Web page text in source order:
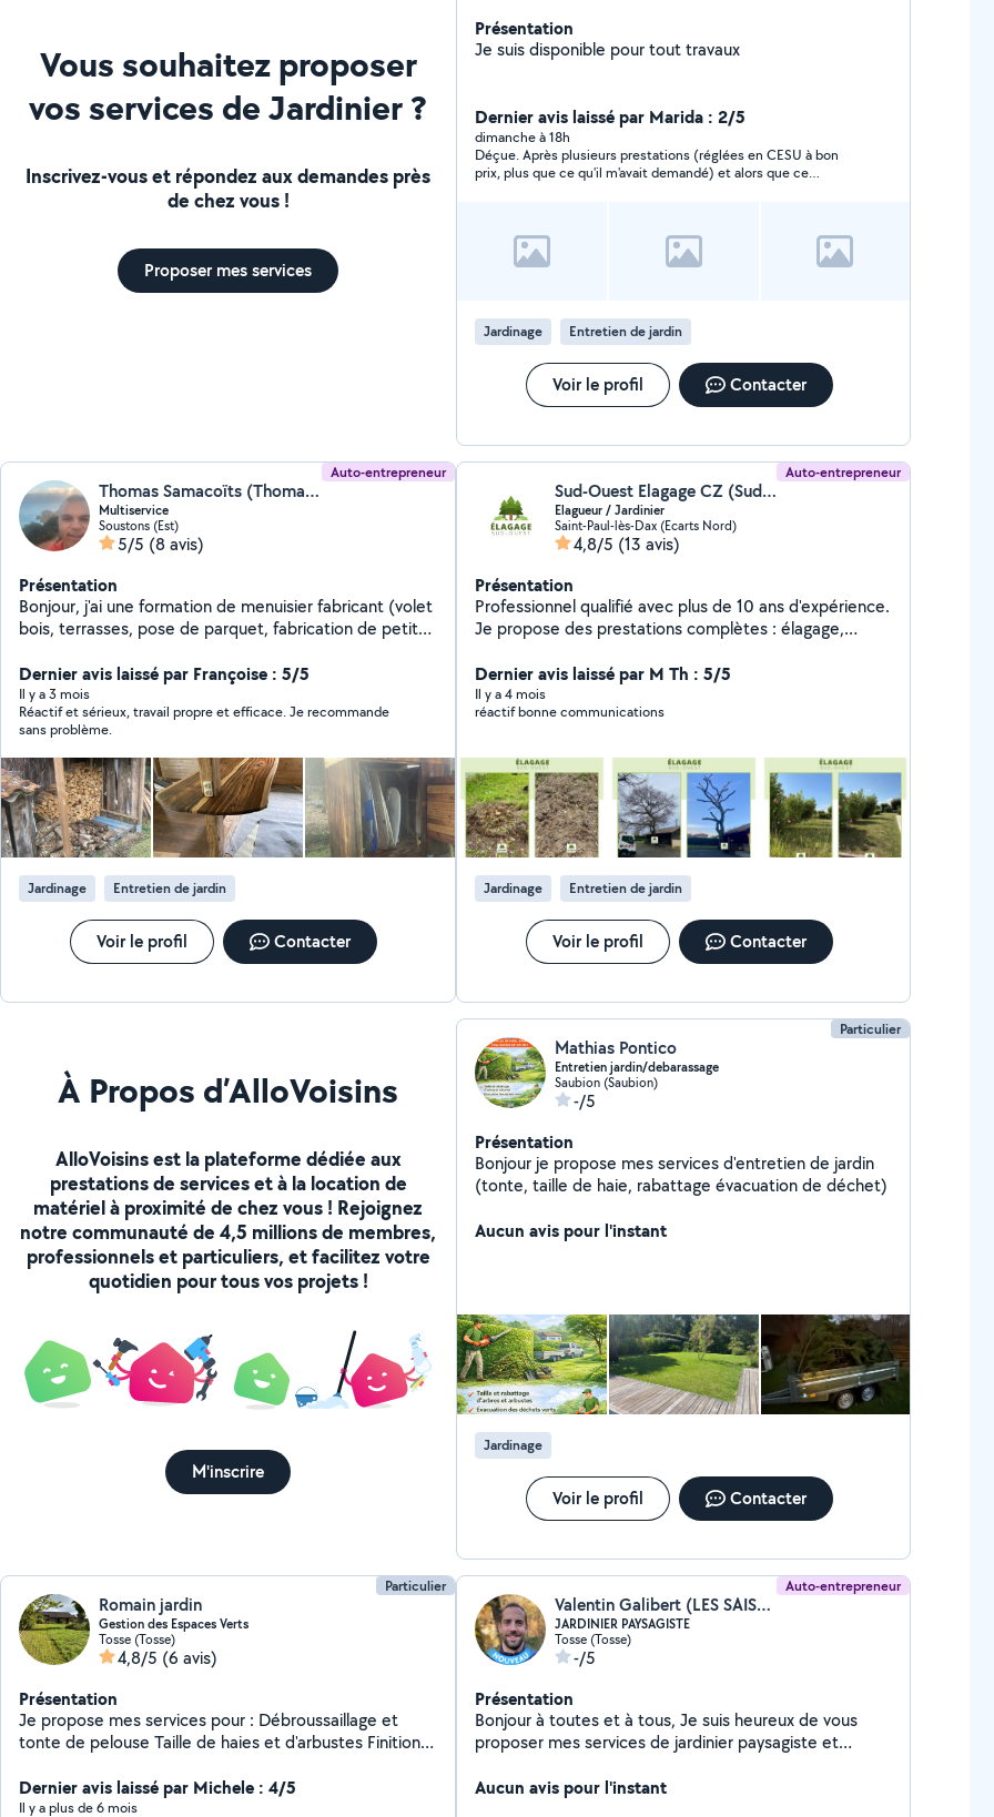
Vous souhaitez proposer
vos services de Jardinier ?
Inscrivez-vous et répondez aux demandes près
de chez vous !
Proposer mes services
Présentation
Je suis disponible pour tout travaux
Dernier avis laissé par Marida : 2/5
dimanche à 18h
Déçue. Après plusieurs prestations (réglées en CESU à bon
prix, plus que ce qu'il m'avait demandé) et alors que ce
n'a d'ailleurs toujours pas confirmé. Il m'avait cependant semblé
que notre relation de travail était cordiale. A priori blessé il y a
constate néanmoins qu'il était en ligne ici il y a une demi-
heure, donc, a priori, il cherche de l'ouvrage... Lâcher les gens
envers lesquels on s'est engagé sans rien dire, les laissant dans
l'embarras, c'est d'une incorrection sans nom ! On dit
simplement : "Je ne viendrai plus", même s'il faut un minimum
de courage pour ça. On ne laisse pas les gens attendre comme
Jardinage Entretien de jardin
Voir le profil Contacter
Auto-entrepreneur
Thomas Samacoïts (Thomas samacoïts)
Multiservice
Soustons (Est)
5/5 (8 avis)
Présentation
Bonjour, j'ai une formation de menuisier fabricant (volet
bois, terrasses, pose de parquet, fabrication de petit
de haie, tonte) , fabrication d'abris de jardin ainsi que
des petits bricolages . Vous pouvez me contacter
également pour de l'évacuation de déchets verts ou
gravats.
Dernier avis laissé par Françoise : 5/5
Il y a 3 mois
Réactif et sérieux, travail propre et efficace. Je recommande
sans problème.
Jardinage Entretien de jardin
Voir le profil Contacter
Auto-entrepreneur
Sud-Ouest Elagage CZ (Sud-Ouest Elagage)
Elagueur / Jardinier
Saint-Paul-lès-Dax (Ecarts Nord)
4,8/5 (13 avis)
Présentation
Professionnel qualifié avec plus de 10 ans d'expérience.
Je propose des prestations complètes : élagage,
fente de bois, etc. Interventions sécurisées, rapides et
efficaces. Devis gratuit.
Dernier avis laissé par M Th : 5/5
Il y a 4 mois
réactif bonne communications
Jardinage Entretien de jardin
Voir le profil Contacter
À Propos d’AlloVoisins
AlloVoisins est la plateforme dédiée aux
prestations de services et à la location de
matériel à proximité de chez vous ! Rejoignez
notre communauté de 4,5 millions de membres,
professionnels et particuliers, et facilitez votre
quotidien pour tous vos projets !
M'inscrire
Particulier
Mathias Pontico
Entretien jardin/debarassage
Saubion (Saubion)
-/5
Présentation
Bonjour je propose mes services d'entretien de jardin
(tonte, taille de haie, rabattage évacuation de déchet)
Aucun avis pour l'instant
Jardinage
Voir le profil Contacter
Particulier
Romain jardin
Gestion des Espaces Verts
Tosse (Tosse)
4,8/5 (6 avis)
Présentation
Je propose mes services pour : Débroussaillage et
tonte de pelouse Taille de haies et d'arbustes Finitions
Entretien soigné de vos extérieurs J'apporte une
attention particulière à l'harmonie des plantations, à
Dernier avis laissé par Michele : 4/5
Il y a plus de 6 mois
Auto-entrepreneur
Valentin Galibert (LES SAISONS DE VALENTIN)
JARDINIER PAYSAGISTE
Tosse (Tosse)
-/5
Présentation
Bonjour à toutes et à tous, Je suis heureux de vous
proposer mes services de jardinier paysagiste et
entretenir votre jardin ? Je suis à votre disposition pour
Aucun avis pour l'instant